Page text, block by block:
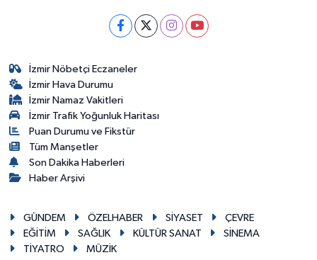
İzmir Nöbetçi Eczaneler
İzmir Hava Durumu
İzmir Namaz Vakitleri
İzmir Trafik Yoğunluk Haritası
Puan Durumu ve Fikstür
Tüm Manşetler
Son Dakika Haberleri
Haber Arşivi
GÜNDEM ÖZELHABER SİYASET
ÇEVRE
EĞİTİM
SAĞLIK KÜLTÜR SANAT
SİNEMA
TİYATRO
MÜZİK